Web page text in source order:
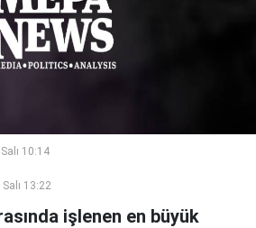
10:14
13:22
işlenen en büyük